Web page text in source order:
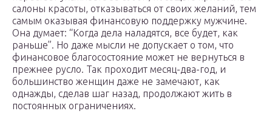
салоны красоты, отказываться от своих желаний, тем
самым оказывая финансовую поддержку мужчине.
Она думает: “Когда дела наладятся, все будет, как
раньше”. Но даже мысли не допускает о том, что
финансовое благосостояние может не вернуться в
прежнее русло. Так проходит месяц-два-год, и
большинство женщин даже не замечают, как
однажды, сделав шаг назад, продолжают жить в
постоянных ограничениях.